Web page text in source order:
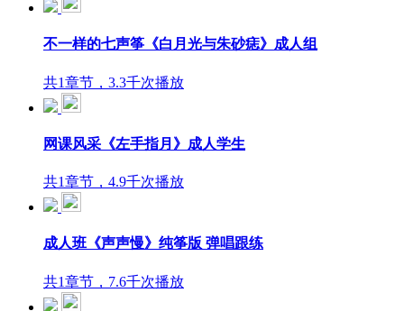
不一样的七声筝《白月光与朱砂痣》成人组
共1章节，3.3千次播放
网课风采《左手指月》成人学生
共1章节，4.9千次播放
成人班《声声慢》纯筝版 弹唱跟练
共1章节，7.6千次播放